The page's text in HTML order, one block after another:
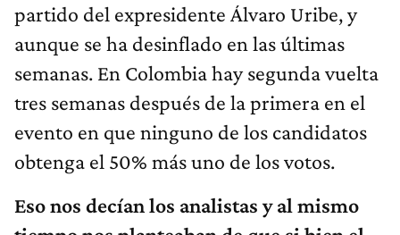
partido del expresidente Álvaro Uribe, y
aunque se ha desinflado en las últimas
semanas. En Colombia hay segunda vuelta
tres semanas después de la primera en el
evento en que ninguno de los candidatos
obtenga el 50% más uno de los votos.
Eso nos decían los analistas y al mismo